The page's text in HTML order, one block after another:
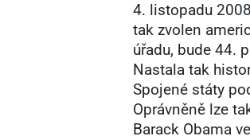
4. listopadu
tak zvolen
úřadu, bude 44.
Nastala tak
Spojené státy
Oprávněně lze
Barack Obama